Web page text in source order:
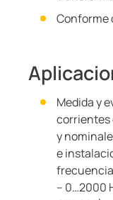
Conforme
Medida y
corrientes
y
e
– 0…2000